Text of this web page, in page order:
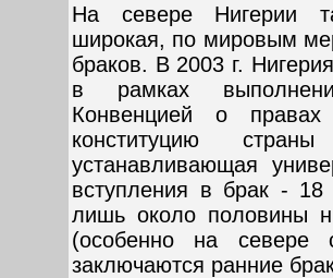
На севере Нигерии
широкая, по мировым
браков. В 2003 г.
в рамках
Конвенцией о
конституцию
устанавливающая
вступления в брак - 18
лишь около половины
(особенно на севере
заключаются ранние